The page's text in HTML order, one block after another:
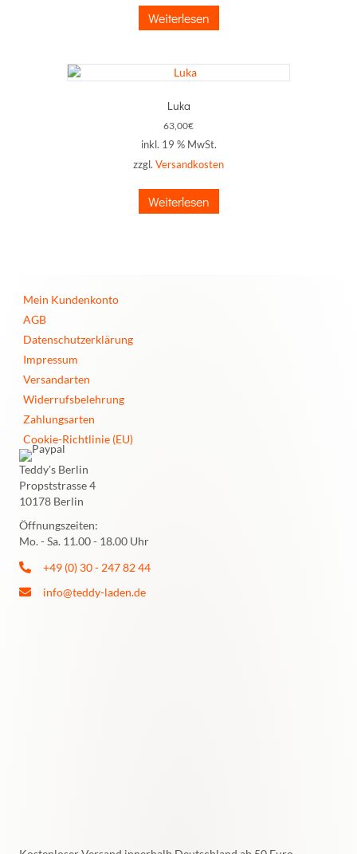
Weiterlesen
Luka
63,00€
inkl. 19 % MwSt.
zzgl. Versandkosten
Weiterlesen
Mein Kundenkonto
AGB
Datenschutzerklärung
Impressum
Versandarten
Widerrufsbelehrung
Zahlungsarten
Cookie-Richtlinie (EU)
Teddy's Berlin
Propststrasse 4
10178 Berlin
Öffnungszeiten:
Mo. - Sa. 11.00 - 18.00 Uhr
+49 (0) 30 - 247 82 44
info@teddy-laden.de